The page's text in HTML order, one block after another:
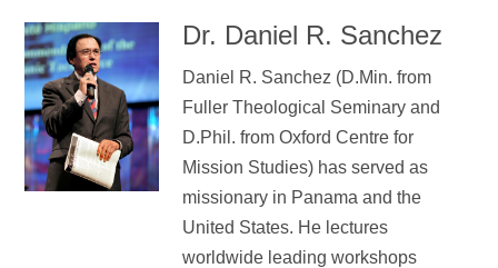
Dr. Daniel R. Sanchez
Daniel R. Sanchez (D.Min. from
Fuller Theological Seminary and
D.Phil. from Oxford Centre for
Mission Studies) has served as
missionary in Panama and the
United States. He lectures
worldwide leading workshops